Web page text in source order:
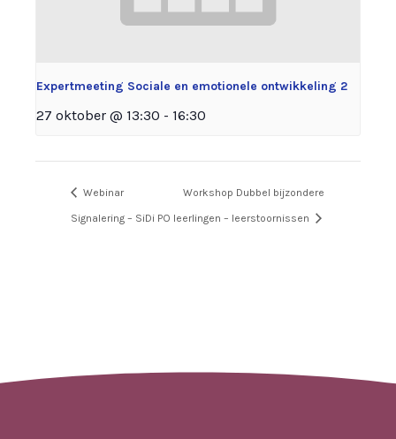
Expertmeeting Sociale en emotionele ontwikkeling 2
27 oktober @ 13:30 - 16:30
Webinar
Signalering – SiDi PO
Workshop Dubbel bijzondere
leerlingen – leerstoornissen